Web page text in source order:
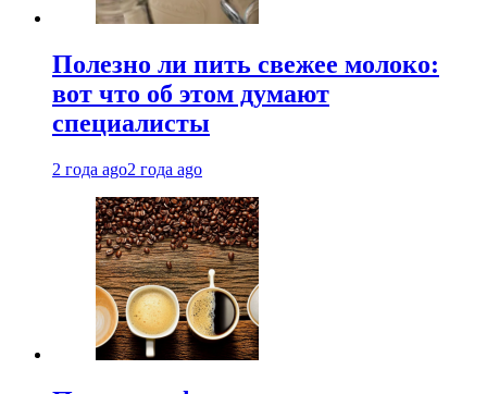
Полезно ли пить свежее молоко:
вот что об этом думают
специалисты
2 года ago2 года ago